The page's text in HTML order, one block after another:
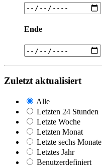
Ende
Zuletzt aktualisiert
Alle
Letzten 24 Stunden
Letzte Woche
Letzten Monat
Letzte sechs Monate
Letztes Jahr
Benutzerdefiniert